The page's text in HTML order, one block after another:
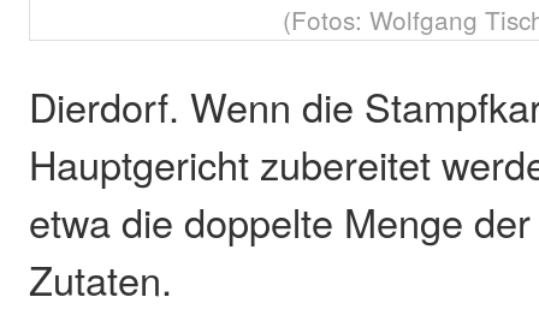
(Fotos: Wolfgang
Dierdorf. Wenn die
Hauptgericht zubereitet
etwa die doppelte Menge
Zutaten.